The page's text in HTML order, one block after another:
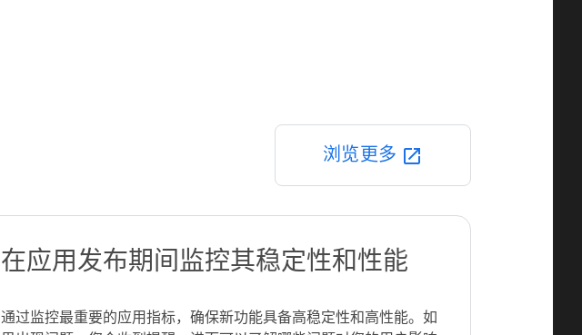
浏览更多 open_in_new
在应用发布期间监控其稳定性和性能
通过监控最重要的应用指标，确保新功能具备高稳定性和高性能。如